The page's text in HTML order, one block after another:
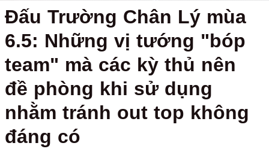
Đấu Trường Chân Lý mùa
6.5: Những vị tướng "bóp
team" mà các kỳ thủ nên
đề phòng khi sử dụng
nhằm tránh out top không
đáng có